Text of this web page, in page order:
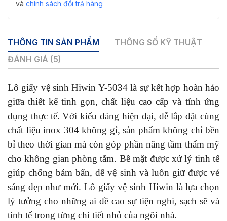
số
và chính sách đổi trả hàng
THÔNG TIN SẢN PHẨM
THÔNG SỐ KỸ THUẬT
ĐÁNH GIÁ (5)
Lô giấy vệ sinh Hiwin Y-5034 là sự kết hợp hoàn hảo
giữa thiết kế tinh gọn, chất liệu cao cấp và tính ứng
dụng thực tế. Với kiểu dáng hiện đại, dễ lắp đặt cùng
chất liệu inox 304 không gỉ, sản phẩm không chỉ bền
bỉ theo thời gian mà còn góp phần nâng tầm thẩm mỹ
cho không gian phòng tắm. Bề mặt được xử lý tinh tế
giúp chống bám bẩn, dễ vệ sinh và luôn giữ được vẻ
sáng đẹp như mới. Lô giấy vệ sinh Hiwin là lựa chọn
lý tưởng cho những ai đề cao sự tiện nghi, sạch sẽ và
tinh tế trong từng chi tiết nhỏ của ngôi nhà.